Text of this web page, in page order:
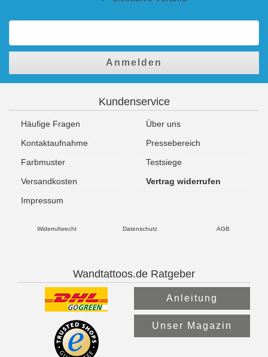
Anmelden
Kundenservice
Häufige Fragen
Über uns
Kontaktaufnahme
Pressebereich
Farbmuster
Testsiege
Versandkosten
Vertrag widerrufen
Impressum
Widerrufsrecht Datenschutz AGB
Wandtattoos.de Ratgeber
Anleitung
Unser Magazin